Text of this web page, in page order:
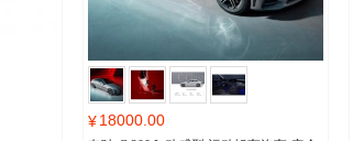
¥18000.00